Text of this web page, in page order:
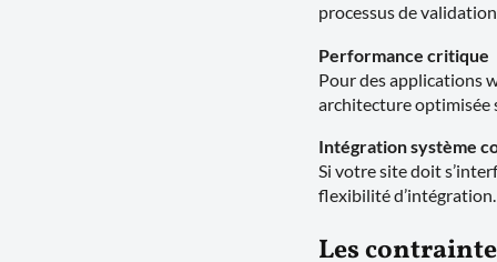
processus de
Performance critique
Pour des applications
architecture optimisée
Intégration système
Si votre site doit
flexibilité d’intégration.
Les